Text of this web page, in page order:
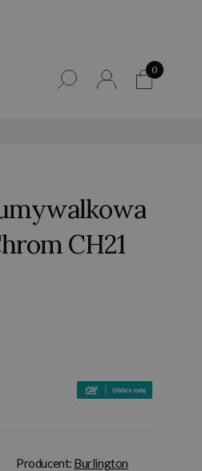
0
CH21
Producent: Burlington